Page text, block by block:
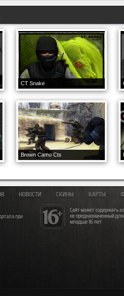
CT Snake
Brown Camo Cts
Сайт может содержать
не предназначенный
младше 16 лет
НОВОСТИ СКИНЫ КАРТЫ
при